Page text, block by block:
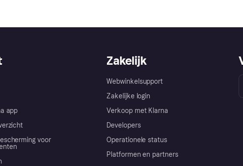
app
voor
Zakelijk
Webwinkelsupport
Zakelijke login
Verkoop met Klarna
Developers
Operationele status
Platformen en partners